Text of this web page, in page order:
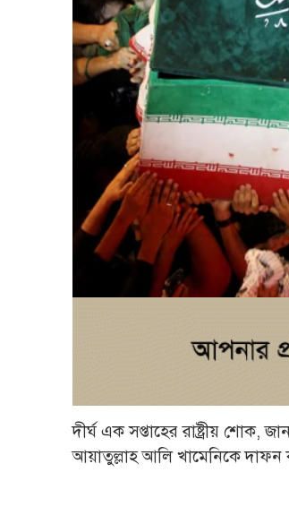
দীর্ঘ এক সপ্তাহের রাষ্ট্রীয় শোক,
আয়াতুল্লাহ আলি খামেনিকে দাফন